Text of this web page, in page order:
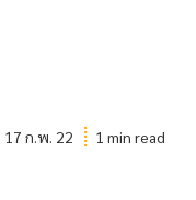
17 ก.พ. 22 1 min read